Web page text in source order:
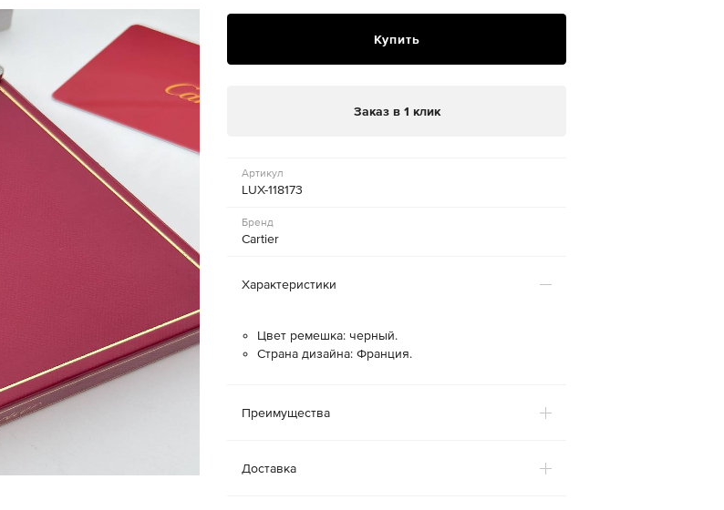
Купить
Заказ в 1 клик
Артикул
LUX-118173
Бренд
Cartier
Характеристики
Цвет ремешка: черный.
Страна дизайна: Франция.
Преимущества
Доставка